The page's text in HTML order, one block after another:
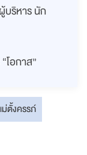
บริหาร นัก
โอกาส”
ตั้งครรภ์